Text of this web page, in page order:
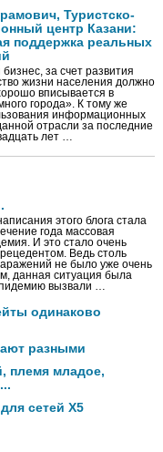
Туристско-
центр Казани:
поддержка реальных
бизнес, за счет развития
жизни населения должно
вписывается в
города». К тому же
информационных
отрасли за последние
лет …
этого блога стала
года массовая
И это стало очень
Ведь столь
не было уже очень
данная ситуация была
вызвали …
одинаково
разными
племя младое,
сетей X5